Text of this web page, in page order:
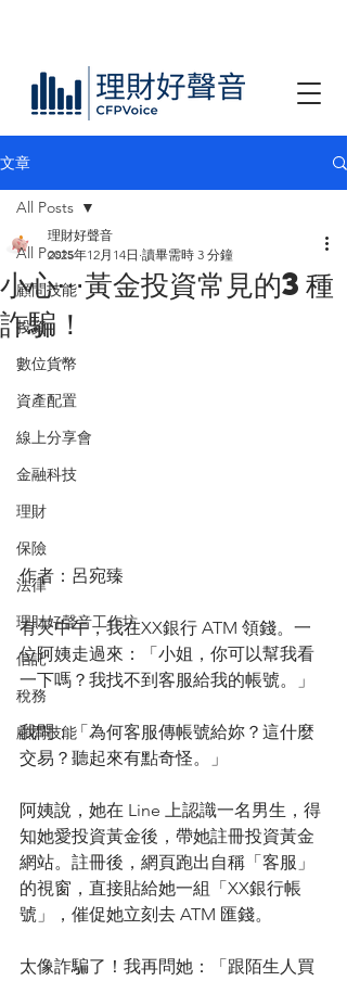
文章
All Posts
顧問技能
投資
數位貨幣
資產配置
線上分享會
金融科技
理財
保險
法律
理財好聲音工作坊
信託
稅務
顧問技能
All Posts
小心⋯黃金投資常見的3種
詐騙！
理財好聲音
2025年12月14日 讀畢需時 3 分鐘
作者：呂宛臻
有天中午，我在XX銀行 ATM 領錢。一
位阿姨走過來：「小姐，你可以幫我看
一下嗎？我找不到客服給我的帳號。」
我問：「為何客服傳帳號給妳？這什麼
交易？聽起來有點奇怪。」
阿姨說，她在 Line 上認識一名男生，得
知她愛投資黃金後，帶她註冊投資黃金
網站。註冊後，網頁跑出自稱「客服」
的視窗，直接貼給她一組「XX銀行帳
號」，催促她立刻去 ATM 匯錢。
太像詐騙了！我再問她：「跟陌生人買